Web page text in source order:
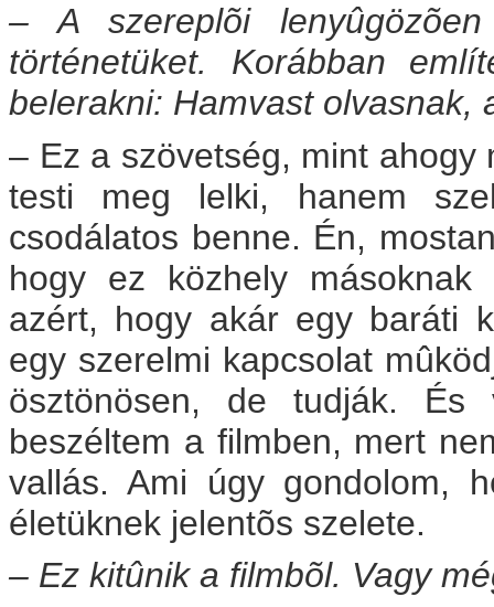
– A szereplõi
történetüket. Korábban
belerakni: Hamvast olvasnak,
– Ez a szövetség, mint
testi meg lelki, hanem
csodálatos benne. Én,
hogy ez közhely másoknak
azért, hogy akár egy baráti
egy szerelmi kapcsolat
ösztönösen, de tudják.
beszéltem a filmben, mert
vallás. Ami úgy gondolom,
életüknek jelentõs szelete.
– Ez kitûnik a filmbõl. Vagy